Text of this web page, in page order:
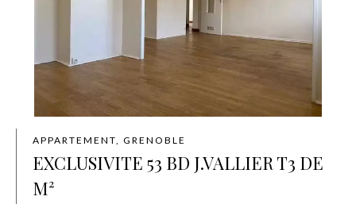
APPARTEMENT, GRENOBLE
EXCLUSIVITE 53 BD J.VALLIER T3 DE
M²